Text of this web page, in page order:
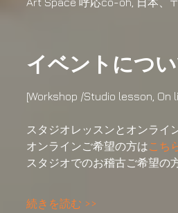
イベントにつ
[Workshop /Studio lesson,
スタジオレッスンとオンライ
オンラインご希望の方はこち
スタジオでのお稽古ご希望の
続きを読む >>